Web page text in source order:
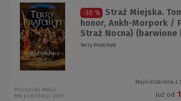
-30 %
Straż Miejska.
honor, Ankh-Morpork /
Straż Nocna) (barwione
Terry Pratchett
Najniższa cena z
Już od:
Prószyński Media
Rok publikacji: 2026